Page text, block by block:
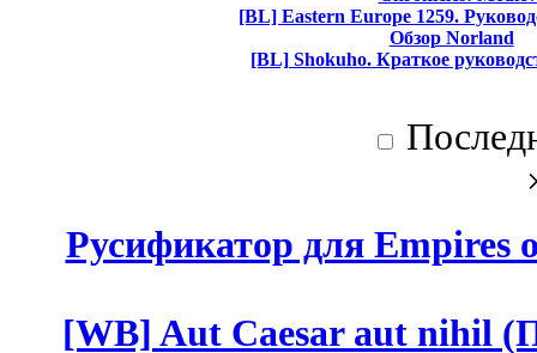
[BL] Eastern Europe 1259.
Обзор Norland
[BL] Shokuho. Краткое
Русификатор для Empires
[WB] Aut Caesar aut nihil